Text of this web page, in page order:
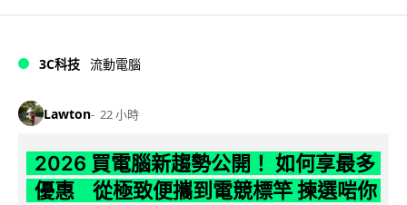
3C科技 流動電腦
Lawton 22 小時
2026 買電腦新趨勢公開！ 如何享最多
優惠 從極致便攜到電競標竿 揀選啱你